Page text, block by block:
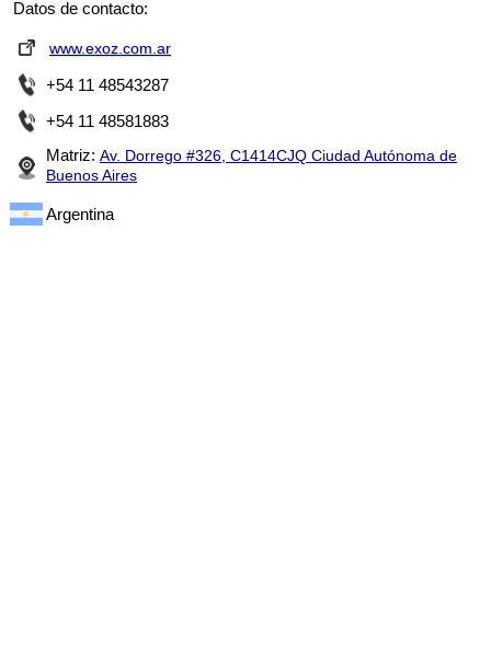
Datos de contacto:
www.exoz.com.ar
+54 11 48543287
+54 11 48581883
Matriz: Av. Dorrego #326, C1414CJQ Ciudad Autónoma de
Buenos Aires
Argentina